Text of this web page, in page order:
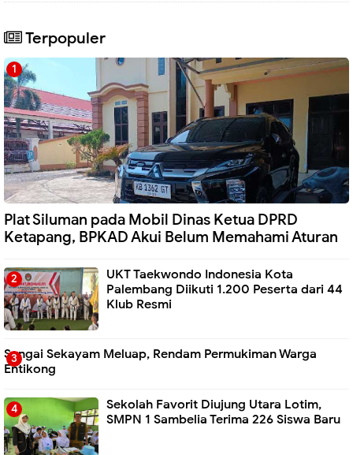
Terpopuler
Plat Siluman pada Mobil Dinas Ketua DPRD
Ketapang, BPKAD Akui Belum Memahami Aturan
UKT Taekwondo Indonesia Kota
Palembang Diikuti 1.200 Peserta dari 44
Klub Resmi
Sungai Sekayam Meluap, Rendam Permukiman Warga
Entikong
Sekolah Favorit Diujung Utara Lotim,
SMPN 1 Sambelia Terima 226 Siswa Baru ‎